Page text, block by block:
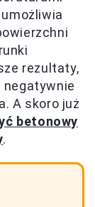
umożliwia
rezultaty,
negatywnie
A skoro już
betonowy
.